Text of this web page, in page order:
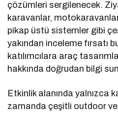
çözümleri sergilenecek.
karavanlar,
pikap üstü sistemler gibi
yakından inceleme fırsatı
katılımcılara araç
hakkında doğrudan bilgi
Etkinlik alanında yalnızca
zamanda çeşitli outdoor